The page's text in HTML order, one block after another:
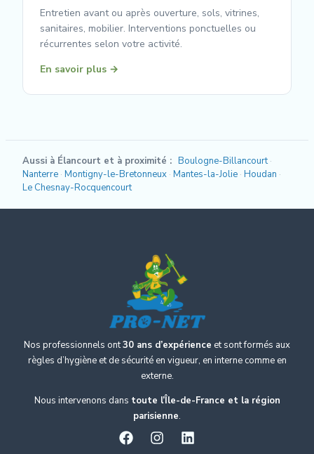
Entretien avant ou après ouverture, sols, vitrines,
sanitaires, mobilier. Interventions ponctuelles ou
récurrentes selon votre activité.
En savoir plus →
Aussi à Élancourt et à proximité : Boulogne-Billancourt
Nanterre Montigny-le-Bretonneux Mantes-la-Jolie Houdan
Le Chesnay-Rocquencourt
Nos professionnels ont30 ans d’expérience et sont formés aux
règles d’hygiène et de sécurité en vigueur, en interne comme en
externe.
Nous intervenons dans toute l’Île-de-France et la région
parisienne.